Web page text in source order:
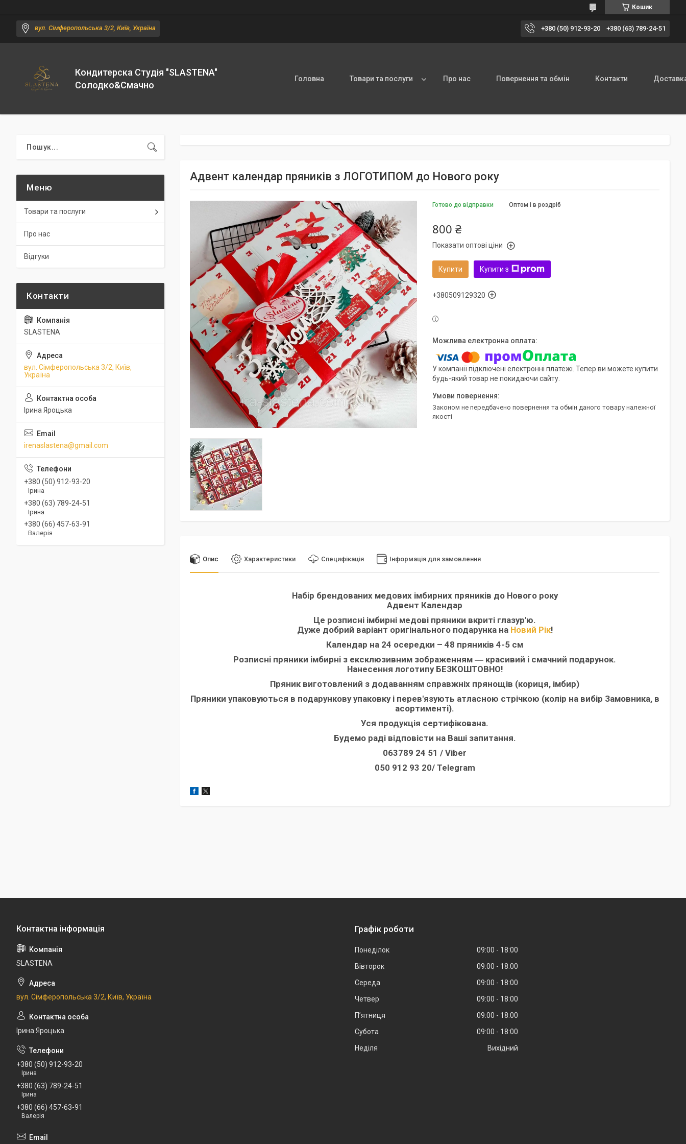
Кошик
вул. Сімферопольська 3/2, Київ, Україна +380 (50) 912-93-20 +380 (63) 789-24-51
Кондитерска Студія "SLASTENA"
Солодко&Смачно
Головна Товари та послуги Про нас Повернення та обмін Контакти
Адвент календар пряників з ЛОГОТИПОМ до Нового року
Готово до відправки Оптом і в роздріб
800 ₴
Показати оптові ціни
Купити Купити з
+380509129320
У компанії підключені електронні платежі. Тепер ви можете купити
будь-який товар не покидаючи сайту.
Законом не передбачено повернення та обмін даного товару належної
якості
Опис Характеристики Специфікація Інформація для замовлення
Набір брендованих медових імбирних пряників до Нового року
Адвент Календар
Це розписні імбирні медові пряники вкриті глазур'ю.
Дуже добрий варіант оригінального подарунка на Новий Рік!
Календар на 24 осередки – 48 пряників 4-5 см
Розписні пряники імбирні з ексклюзивним зображенням ― красивий і смачний подарунок.
Нанесення логотипу БЕЗКОШТОВНО!
Пряник виготовлений з додаванням справжніх прянощів (кориця, імбир)
Пряники упаковуються в подарункову упаковку і перев'язують атласною стрічкою (колір на вибір Замовника, в
асортименті).
Уся продукція сертифікована.
Будемо раді відповісти на Ваші запитання.
063789 24 51 / Viber
050 912 93 20/ Telegram
Товари та послуги
Про нас
Відгуки
SLASTENA
вул. Сімферопольська 3/2, Київ,
Україна
Ірина Яроцька
irenaslastena@gmail.com
+380 (50) 912-93-20
Ірина
+380 (63) 789-24-51
Ірина
+380 (66) 457-63-91
Валерія
SLASTENA
вул. Сімферопольська 3/2, Київ, Україна
Ірина Яроцька
+380 (50) 912-93-20
Ірина
+380 (63) 789-24-51
Ірина
+380 (66) 457-63-91
Валерія
Графік роботи
Понеділок 09:00
18:00
Вівторок
09:00
18:00
Середа
09:00
18:00
Четвер
09:00
18:00
Пʼятниця
09:00
18:00
Субота
09:00
18:00
Неділя
Вихідний